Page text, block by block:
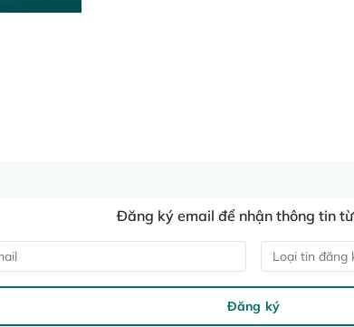
Đăng ký email để nhận thông tin
Loại tin đăng
Đăng ký